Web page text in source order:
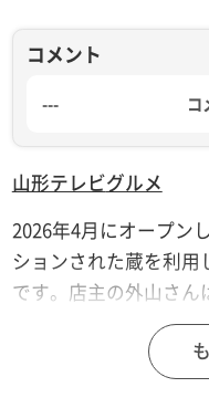
コメント
--- コ
山形テレビグルメ
2026年4月にオープン
ションされた蔵を利用
です。店主の外山さん
ー10番も背負うスポ
を開業。看板のバター
まろやかで子供でも食